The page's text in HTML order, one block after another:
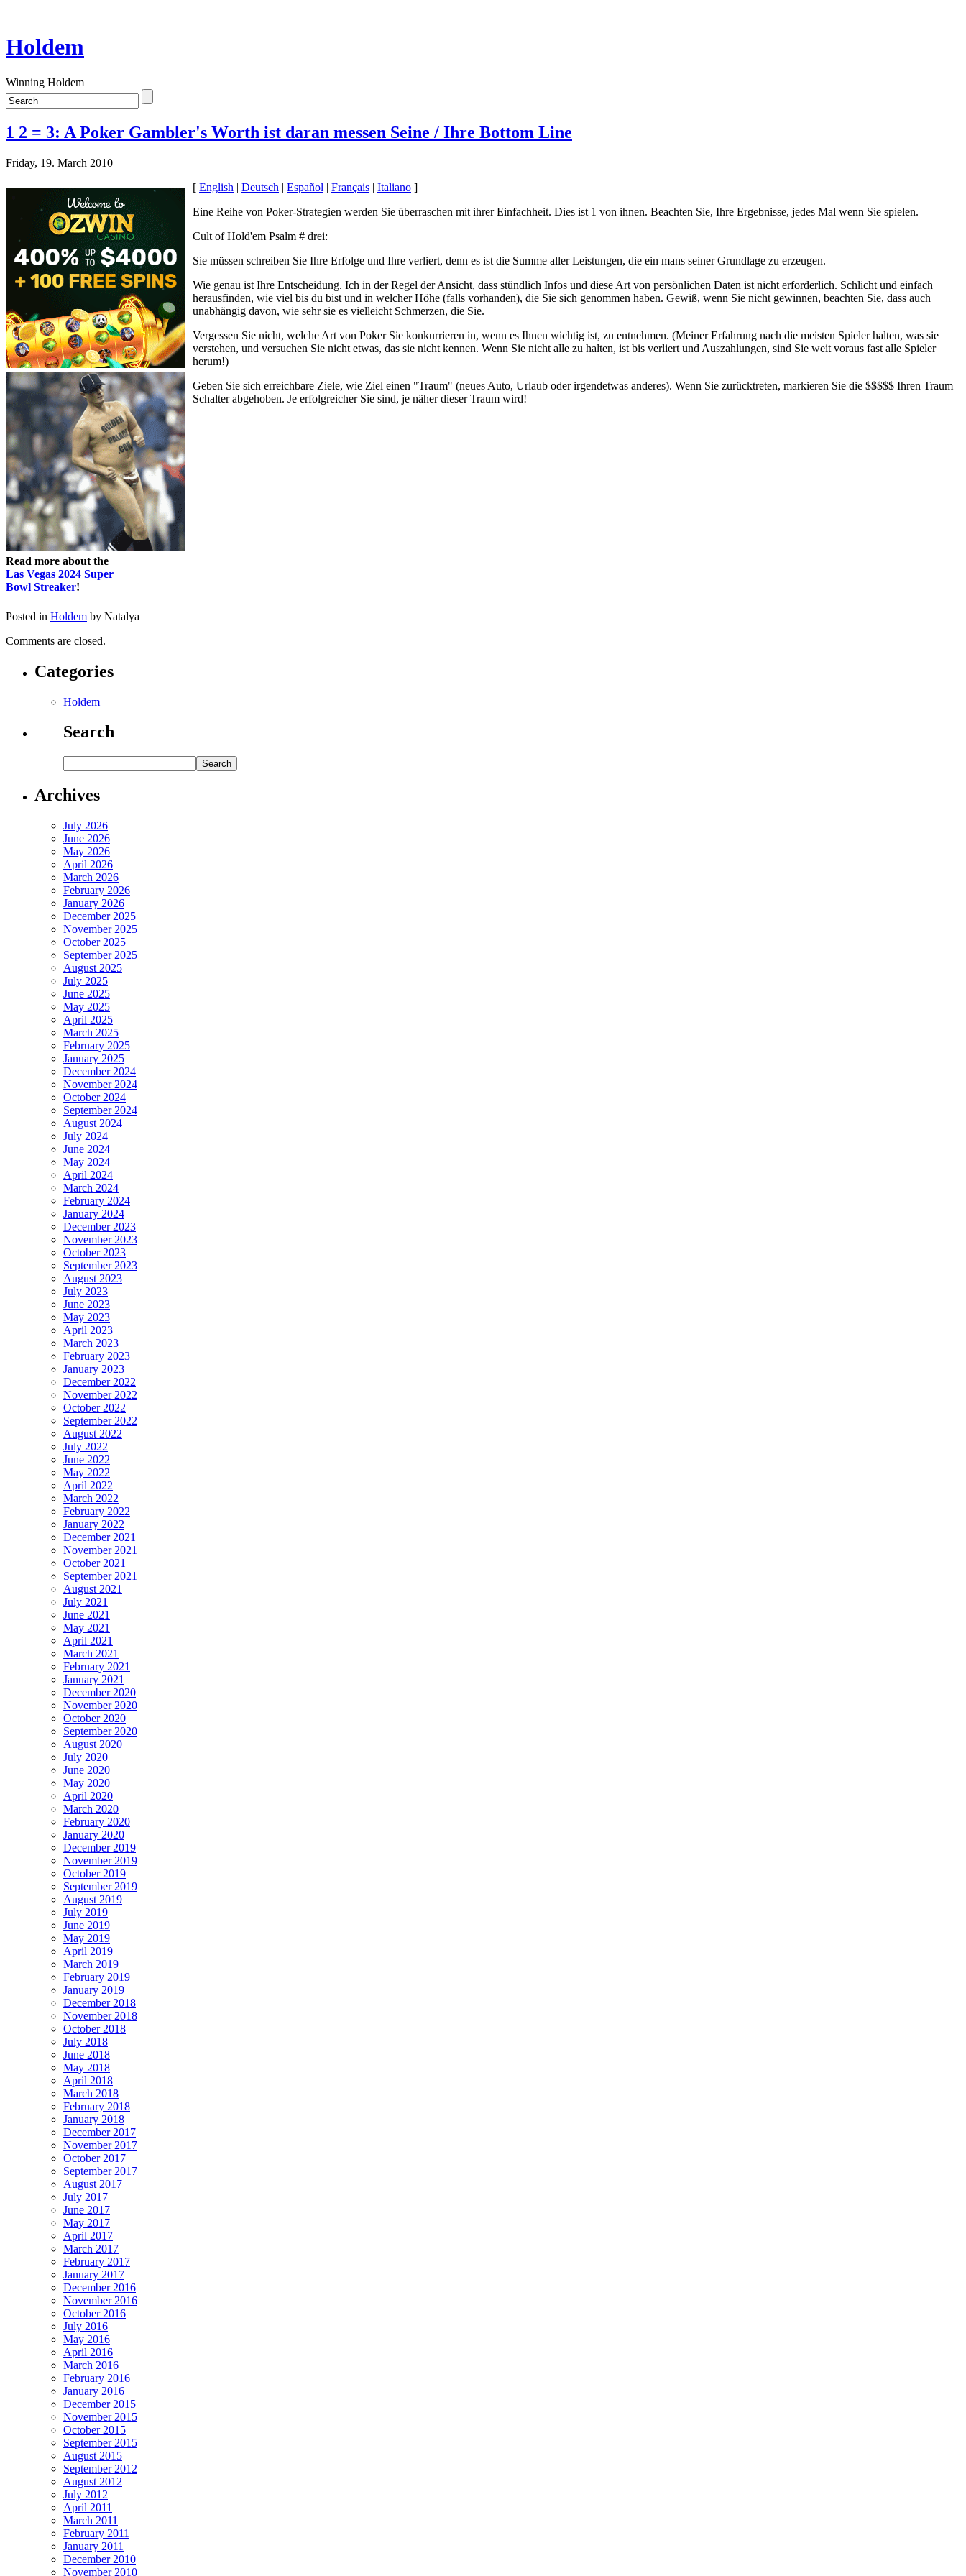
Holdem
Winning Holdem
1 2 = 3: A Poker Gambler's Worth ist daran messen Seine / Ihre Bottom Line
Friday, 19. March 2010
Read more about the
Las Vegas 2024 Super
Bowl Streaker!
[ English | Deutsch | Español | Français | Italiano ]
Eine Reihe von Poker-Strategien werden Sie überraschen mit ihrer Einfachheit. Dies ist 1 von ihnen. Beachten Sie, Ihre Ergebnisse, jedes Mal wenn Sie spielen.
Cult of Hold'em Psalm # drei:
Sie müssen schreiben Sie Ihre Erfolge und Ihre verliert, denn es ist die Summe aller Leistungen, die ein mans seiner Grundlage zu erzeugen.
Wie genau ist Ihre Entscheidung. Ich in der Regel der Ansicht, dass stündlich Infos und diese Art von persönlichen Daten ist nicht erforderlich. Schlicht und einfach
herausfinden, wie viel bis du bist und in welcher Höhe (falls vorhanden), die Sie sich genommen haben. Gewiß, wenn Sie nicht gewinnen, beachten Sie, dass auch
unabhängig davon, wie sehr sie es vielleicht Schmerzen, die Sie.
Vergessen Sie nicht, welche Art von Poker Sie konkurrieren in, wenn es Ihnen wichtig ist, zu entnehmen. (Meiner Erfahrung nach die meisten Spieler halten, was sie
verstehen, und versuchen Sie nicht etwas, das sie nicht kennen. Wenn Sie nicht alle zu halten, ist bis verliert und Auszahlungen, sind Sie weit voraus fast alle Spieler
herum!)
Geben Sie sich erreichbare Ziele, wie Ziel einen "Traum" (neues Auto, Urlaub oder irgendetwas anderes). Wenn Sie zurücktreten, markieren Sie die $$$$$ Ihren Traum
Schalter abgehoben. Je erfolgreicher Sie sind, je näher dieser Traum wird!
Posted in Holdem by Natalya
Comments are closed.
Categories
Holdem
Search
Archives
July 2026
June 2026
May 2026
April 2026
March 2026
February 2026
January 2026
December 2025
November 2025
October 2025
September 2025
August 2025
July 2025
June 2025
May 2025
April 2025
March 2025
February 2025
January 2025
December 2024
November 2024
October 2024
September 2024
August 2024
July 2024
June 2024
May 2024
April 2024
March 2024
February 2024
January 2024
December 2023
November 2023
October 2023
September 2023
August 2023
July 2023
June 2023
May 2023
April 2023
March 2023
February 2023
January 2023
December 2022
November 2022
October 2022
September 2022
August 2022
July 2022
June 2022
May 2022
April 2022
March 2022
February 2022
January 2022
December 2021
November 2021
October 2021
September 2021
August 2021
July 2021
June 2021
May 2021
April 2021
March 2021
February 2021
January 2021
December 2020
November 2020
October 2020
September 2020
August 2020
July 2020
June 2020
May 2020
April 2020
March 2020
February 2020
January 2020
December 2019
November 2019
October 2019
September 2019
August 2019
July 2019
June 2019
May 2019
April 2019
March 2019
February 2019
January 2019
December 2018
November 2018
October 2018
July 2018
June 2018
May 2018
April 2018
March 2018
February 2018
January 2018
December 2017
November 2017
October 2017
September 2017
August 2017
July 2017
June 2017
May 2017
April 2017
March 2017
February 2017
January 2017
December 2016
November 2016
October 2016
July 2016
May 2016
April 2016
March 2016
February 2016
January 2016
December 2015
November 2015
October 2015
September 2015
August 2015
September 2012
August 2012
July 2012
April 2011
March 2011
February 2011
January 2011
December 2010
November 2010